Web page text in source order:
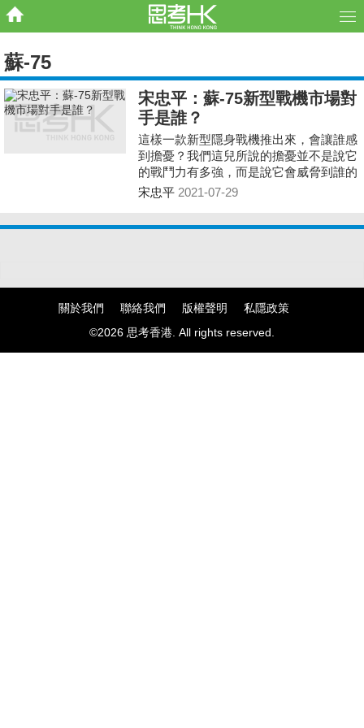
蘇-75
宋忠平：蘇-75新型戰機市場對
手是誰？
這樣一款新型隱身戰機推出來，會讓誰感
到擔憂？我們這兒所說的擔憂並不是說它
的戰鬥力有多強，而是說它會威脅到誰的
市場。
宋忠平 2021-07-29
關於我們 聯絡我們 版權聲明
私隱政策
©2026 思考香港. All rights reserved.